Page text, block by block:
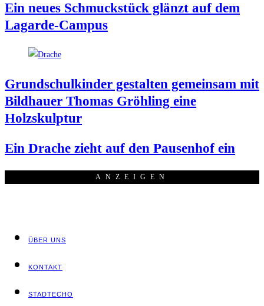
Ein neu­es Schmuck­stück glänzt auf dem
Lagarde-Campus
Grund­schul­kin­der gestal­ten gemein­sam mit
Bild­hau­er Tho­mas Gröh­ling eine
Holzskulptur
Ein Dra­che zieht auf den Pau­sen­hof ein
ANZEI­GEN
ÜBER UNS
KON­TAKT
STADT­ECHO